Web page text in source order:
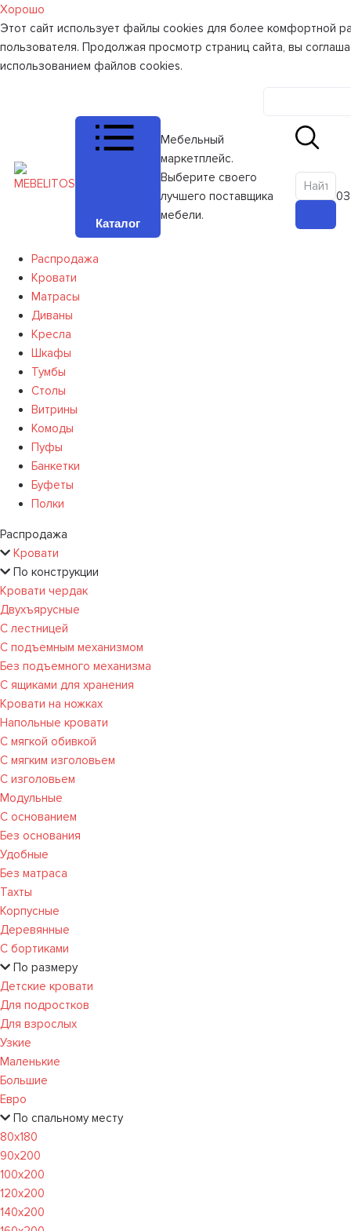
Хорошо
Этот сайт использует файлы cookies для более комфортной
пользователя. Продолжая просмотр страниц сайта, вы
использованием файлов cookies.
Каталог
Мебельный
маркетплейс.
Выберите своего
лучшего поставщика
мебели.
0
Распродажа
Кровати
Матрасы
Диваны
Кресла
Шкафы
Тумбы
Столы
Витрины
Комоды
Пуфы
Банкетки
Буфеты
Полки
Распродажа
Кровати
По конструкции
Кровати чердак
Двухъярусные
С лестницей
С подъемным механизмом
Без подъемного механизма
С ящиками для хранения
Кровати на ножках
Напольные кровати
С мягкой обивкой
С мягким изголовьем
С изголовьем
Модульные
С основанием
Без основания
Удобные
Без матраса
Тахты
Корпусные
Деревянные
С бортиками
По размеру
Детские кровати
Для подростков
Для взрослых
Узкие
Маленькие
Большие
Евро
По спальному месту
80х180
90х200
100х200
120x200
140х200